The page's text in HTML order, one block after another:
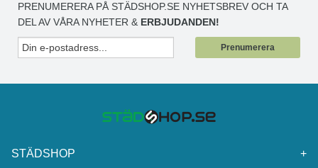
PRENUMERERA PÅ STÄDSHOP.SE NYHETSBREV OCH TA
DEL AV VÅRA NYHETER & ERBJUDANDEN!
Prenumerera
STÄDSHOP +